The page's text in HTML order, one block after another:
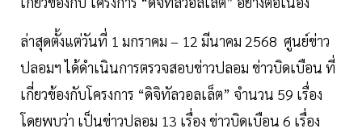
ล่าสุดตั้งแต่วันที่ 1 มกราคม – 12 มีนาคม 2568 ศูนย์ข่าว
ปลอมฯ ได้ดำเนินการตรวจสอบข่าวปลอม ข่าวบิดเบือน ที่
เกี่ยวข้องกับโครงการ “ดิจิทัลวอลเล็ต” จำนวน 59 เรื่อง
โดยพบว่า เป็นข่าวปลอม 13 เรื่อง ข่าวบิดเบือน 6 เรื่อง